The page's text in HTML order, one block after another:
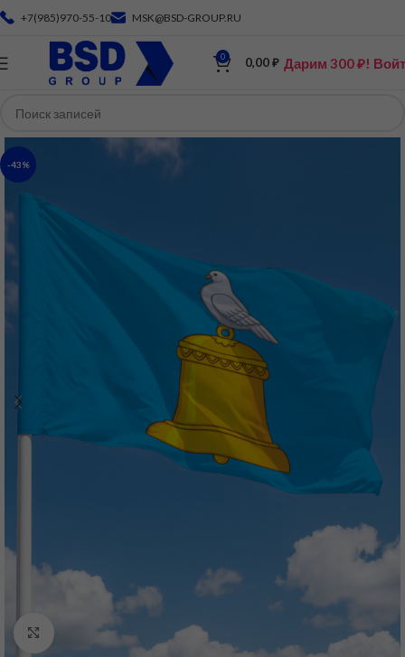
+7(985)970-55-10 MSK@BSD-GROUP.RU
0 0,00₽ Дарим 300 ₽!
-43%
Нажмите, чтобы увеличить